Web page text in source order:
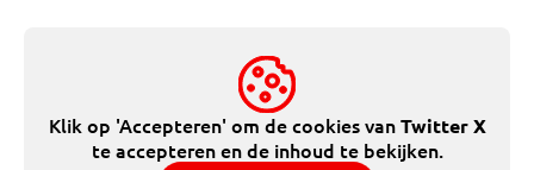
Klik op 'Accepteren' om de cookies vanTwitter X
te accepteren en de inhoud te bekijken.